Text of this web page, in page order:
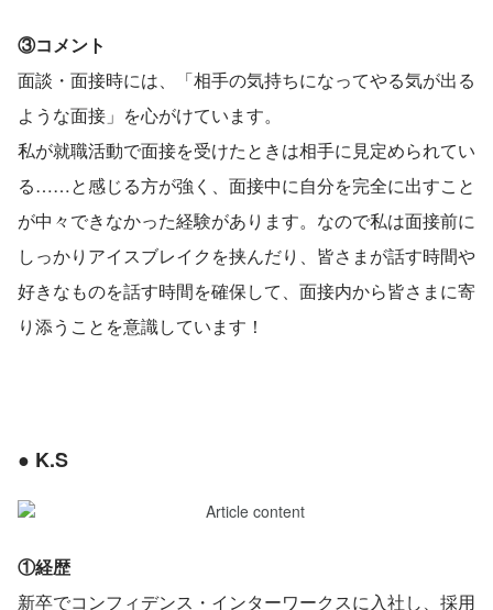
③コメント
面談・面接時には、「相手の気持ちになってやる気が出る
ような面接」を心がけています。
私が就職活動で面接を受けたときは相手に見定められてい
る……と感じる方が強く、面接中に自分を完全に出すこと
が中々できなかった経験があります。なので私は面接前に
しっかりアイスブレイクを挟んだり、皆さまが話す時間や
好きなものを話す時間を確保して、面接内から皆さまに寄
り添うことを意識しています！
● K.S
①経歴
新卒でコンフィデンス・インターワークスに入社し、採用